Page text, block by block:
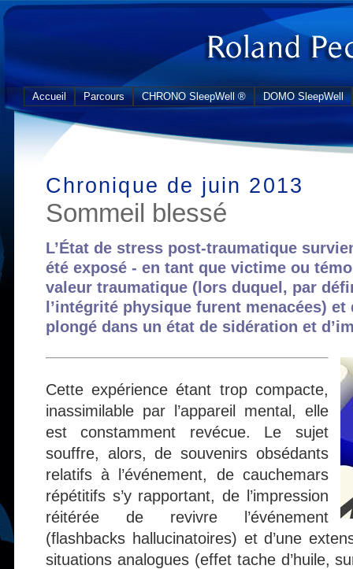
Accueil Parcours CHRONO SleepWell ® DOMO SleepWell
Chronique de juin 2013
Sommeil blessé
L’État de stress post-traumatique
été exposé - en tant que victime ou
valeur traumatique (lors duquel, par
l’intégrité physique furent menacées)
plongé dans un état de sidération et
Cette expérience étant trop compacte,
inassimilable par l’appareil mental, elle
est constamment revécue. Le sujet
souffre, alors, de souvenirs obsédants
relatifs à l’événement, de cauchemars
répétitifs s’y rapportant, de l’impression
réitérée de revivre l’événement
(flashbacks hallucinatoires) et d’une
situations analogues (effet tache d’huile,